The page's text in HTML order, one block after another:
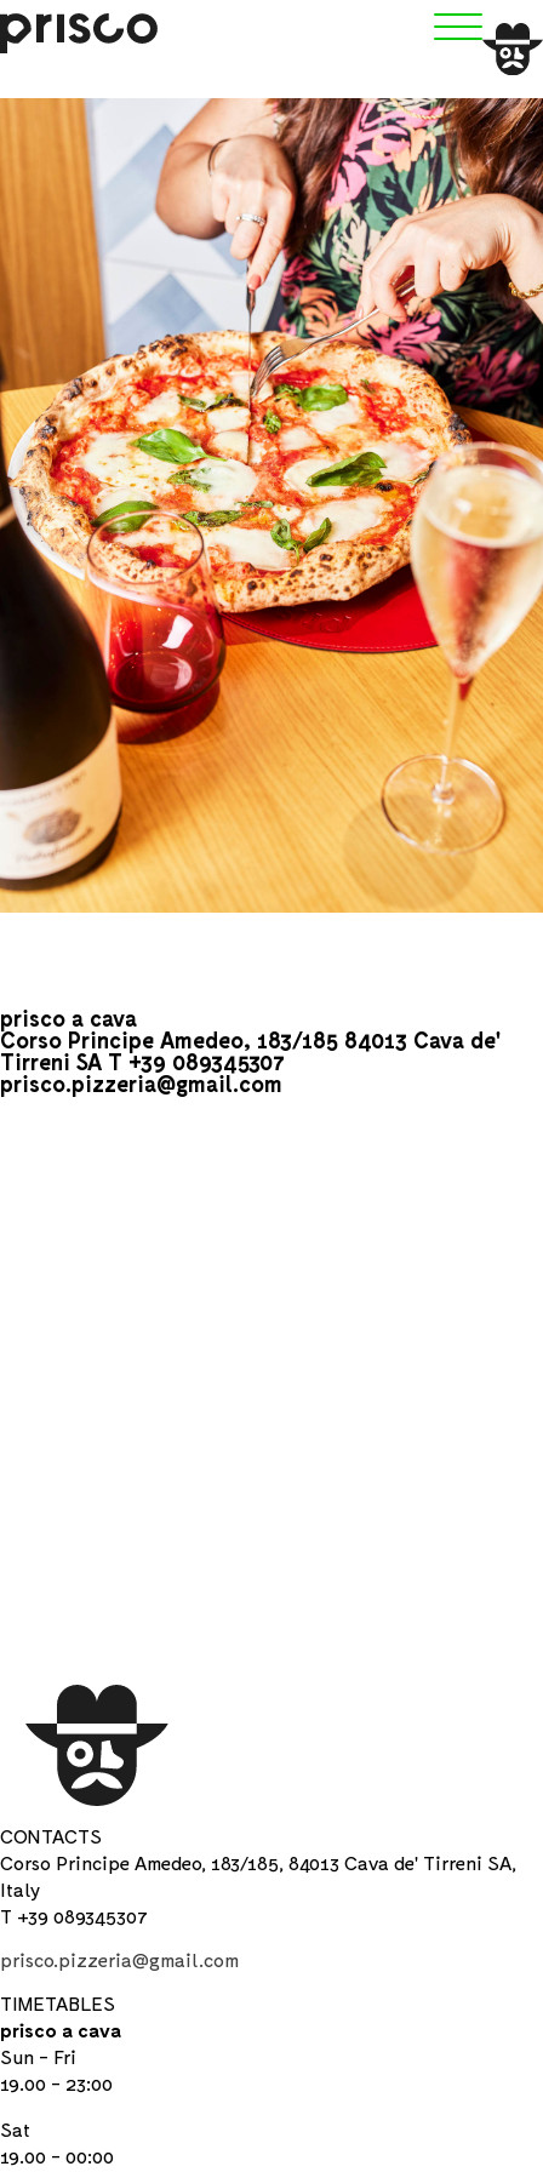
prisco a cava
Corso Principe Amedeo, 183/185 84013 Cava de'
Tirreni SA T +39 089345307
prisco.pizzeria@gmail.com
CONTACTS
Corso Principe Amedeo, 183/185, 84013 Cava de' Tirreni SA,
Italy
T +39 089345307
prisco.pizzeria@gmail.com
TIMETABLES
prisco a cava
Sun - Fri
19.00 - 23:00
Sat
19.00 - 00:00